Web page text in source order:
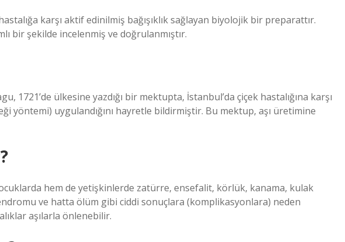
karşı aktif edinilmiş bağışıklık sağlayan biyolojik bir preparattır.
bir şekilde incelenmiş ve doğrulanmıştır.
1721’de ülkesine yazdığı bir mektupta, İstanbul’da çiçek hastalığına karşı
yöntemi) uygulandığını hayretle bildirmiştir. Bu mektup, aşı üretimine
hem de yetişkinlerde zatürre, ensefalit, körlük, kanama, kulak
ve hatta ölüm gibi ciddi sonuçlara (komplikasyonlara) neden
aşılarla önlenebilir.